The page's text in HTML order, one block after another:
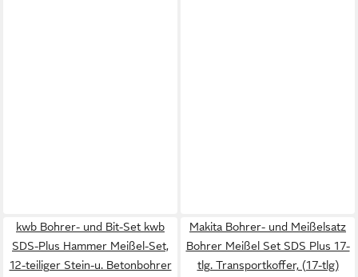
kwb Bohrer- und Bit-Set kwb
SDS-Plus Hammer Meißel-Set,
12-teiliger Stein-u. Betonbohrer
Makita Bohrer- und Meißelsatz
Bohrer Meißel Set SDS Plus 17-
tlg. Transportkoffer, (17-tlg)